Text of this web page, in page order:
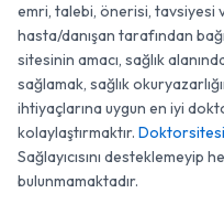
emri, talebi, önerisi, tavsiyesi
hasta/danışan tarafından
sitesinin amacı, sağlık
sağlamak, sağlık
ihtiyaçlarına uygun en iyi
kolaylaştırmaktır.
Sağlayıcısını
bulunmamaktadır.